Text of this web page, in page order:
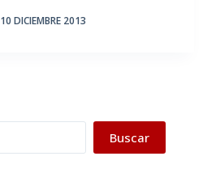
10 DICIEMBRE 2013
Buscar